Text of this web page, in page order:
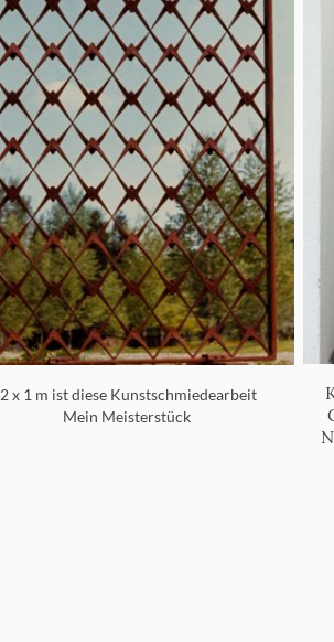
2 x 1 m ist diese Kunstschmiedearbeit
Mein Meisterstück